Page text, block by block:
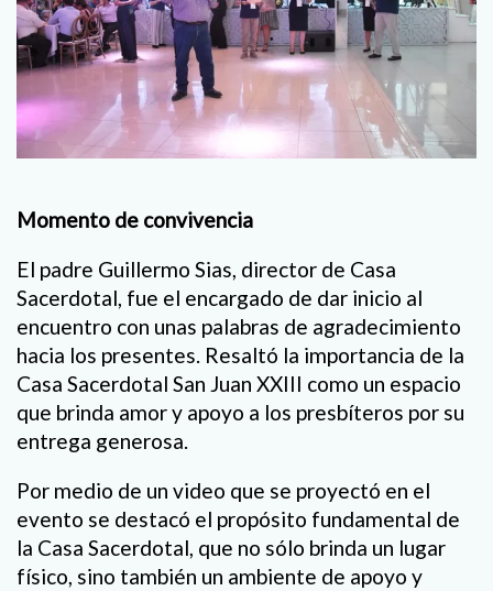
Momento de convivencia
El padre Guillermo Sias, director de Casa
Sacerdotal, fue el encargado de dar inicio al
encuentro con unas palabras de agradecimiento
hacia los presentes. Resaltó la importancia de la
Casa Sacerdotal San Juan XXIII como un espacio
que brinda amor y apoyo a los presbíteros por su
entrega generosa.
Por medio de un video que se proyectó en el
evento se destacó el propósito fundamental de
la Casa Sacerdotal, que no sólo brinda un lugar
físico, sino también un ambiente de apoyo y